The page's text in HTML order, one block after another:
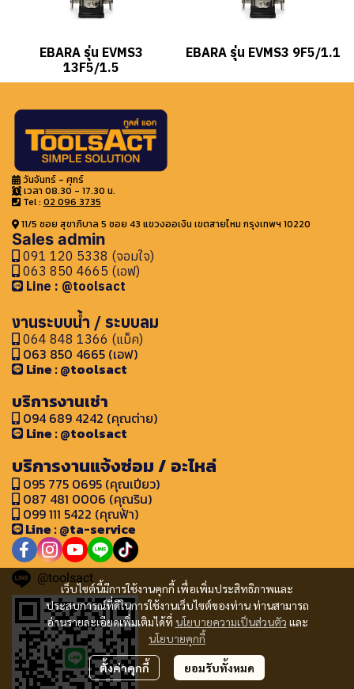
EBARA รุ่น EVMS3
13F5/1.5
EBARA รุ่น EVMS3 9F5/1.1
เว็บไซต์นี้มีการใช้งานคุกกี้ เพื่อเพิ่มประสิทธิภาพและ
ประสบการณ์ที่ดีในการใช้งานเว็บไซต์ของท่าน ท่านสามารถ
อ่านรายละเอียดเพิ่มเติมได้ที่ นโยบายความเป็นส่วนตัว และ
นโยบายคุกกี้
ตั้งค่าคุกกี้ ยอมรับทั้งหมด
วันจันทร์ - ศุกร์
เวลา 08.30 - 17.30 น.
Tel : 02 096 3735
11/5 ซอย สุขาภิบาล 5 ซอย 43 แขวงออเงิน เขตสายไหม กรุงเทพฯ 10220
Sales admin
091 120 5338 (จอมใจ)
063 850 4665 (เอฟ)
Line : @toolsact
งานระบบน้ำ / ระบบลม
064 848 1366 (แม็ค)
063 850 4665 (เอฟ)
Line : @toolsact
บริการงานเช่า
094 689 4242 (คุณต่าย)
Line : @toolsact
บริการงานแจ้งซ่อม / อะไหล่
095 775 0695 (คุณเปียว)
087 481 0006 (คุณริน)
099 111 5422 (คุณฟ้า)
Line : @ta-service
@toolsact